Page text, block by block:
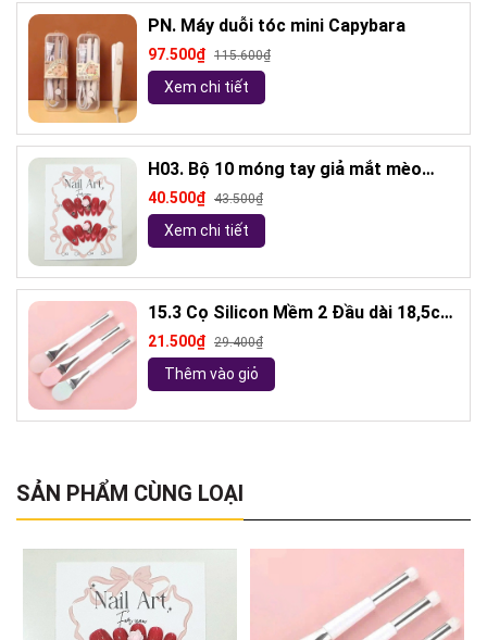
PN. Máy duỗi tóc mini Capybara
97.500₫ 115.600₫
Xem chi tiết
H03. Bộ 10 móng tay giả mắt mèo
kèm keo và giũa móng (ngẫu nhiên)
40.500₫ 43.500₫
Xem chi tiết
15.3 Cọ Silicon Mềm 2 Đầu dài 18,5cm
( ngẫu nhiên)
21.500₫ 29.400₫
Thêm vào giỏ
SẢN PHẨM CÙNG LOẠI